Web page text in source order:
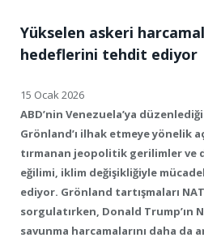
Yükselen askeri
hedeflerini tehdit ediyor
15 Ocak 2026
ABD’nin Venezuela’ya
Grönland’ı ilhak etmeye yönelik
tırmanan jeopolitik gerilimler ve
eğilimi, iklim değişikliğiyle
ediyor. Grönland tartışmaları
sorgulatırken, Donald Trump’ın
savunma harcamalarını daha da